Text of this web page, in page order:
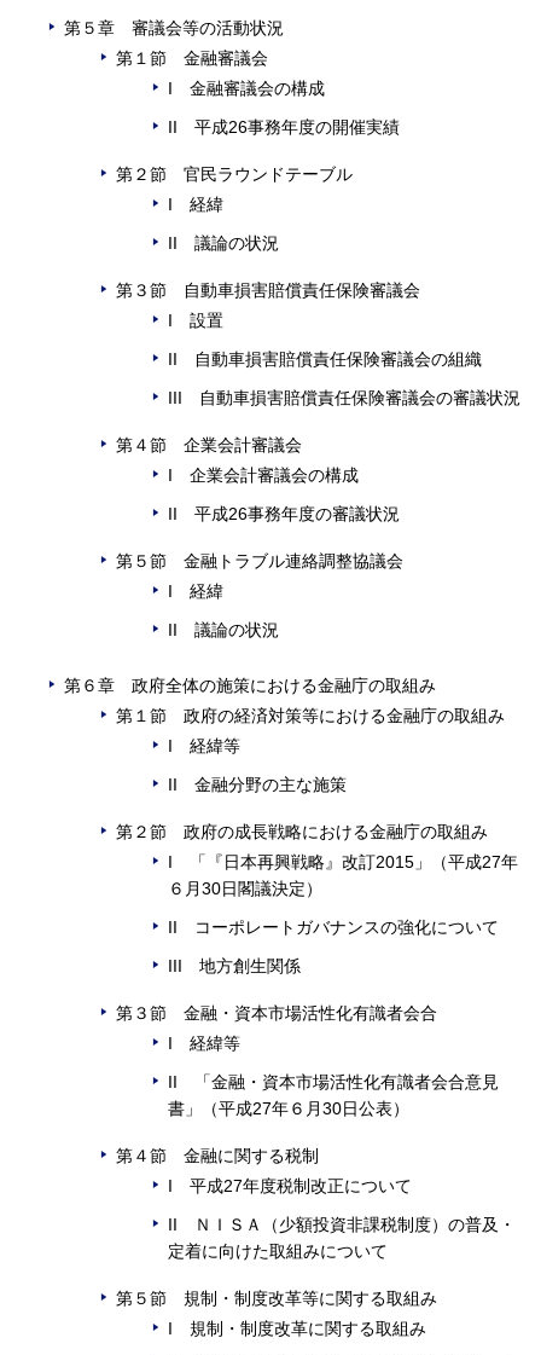
第５章 審議会等の活動状況
第１節 金融審議会
I 金融審議会の構成
II 平成26事務年度の開催実績
第２節 官民ラウンドテーブル
I 経緯
II 議論の状況
第３節 自動車損害賠償責任保険審議会
I 設置
II 自動車損害賠償責任保険審議会の組織
III 自動車損害賠償責任保険審議会の審議状況
第４節 企業会計審議会
I 企業会計審議会の構成
II 平成26事務年度の審議状況
第５節 金融トラブル連絡調整協議会
I 経緯
II 議論の状況
第６章 政府全体の施策における金融庁の取組み
第１節 政府の経済対策等における金融庁の取組み
I 経緯等
II 金融分野の主な施策
第２節 政府の成長戦略における金融庁の取組み
I 「『日本再興戦略』改訂2015」（平成27年
６月30日閣議決定）
II コーポレートガバナンスの強化について
III 地方創生関係
第３節 金融・資本市場活性化有識者会合
I 経緯等
II 「金融・資本市場活性化有識者会合意見
書」（平成27年６月30日公表）
第４節 金融に関する税制
I 平成27年度税制改正について
II ＮＩＳＡ（少額投資非課税制度）の普及・
定着に向けた取組みについて
第５節 規制・制度改革等に関する取組み
I 規制・制度改革に関する取組み